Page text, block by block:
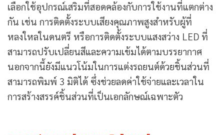
เลือกใช้อุปกรณ์เสริมที่สอดคล้องกับการใช้งานที่แตกต่าง
กัน เช่น การติดตั้งระบบเสียงคุณภาพสูงสำหรับผู้ที่
หลงใหลในดนตรี หรือการติดตั้งระบบแสงสว่าง LED ที่
สามารถปรับเปลี่ยนสีและความเข้มได้ตามบรรยากาศ
นอกจากนี้ยังมีแนวโน้มในการแต่งรถยนต์ด้วยชิ้นส่วนที่
สามารถพิมพ์ 3 มิติได้ ซึ่งช่วยลดค่าใช้จ่ายและเวลาใน
การสร้างสรรค์ชิ้นส่วนที่เป็นเอกลักษณ์เฉพาะตัว